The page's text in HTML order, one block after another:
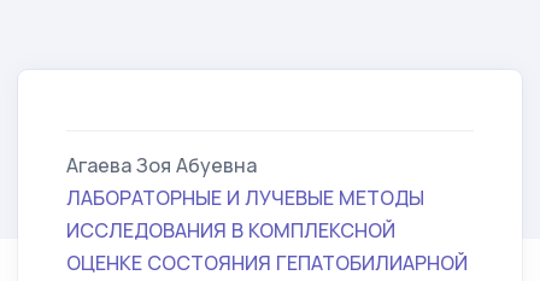
Агаева Зоя Абуевна
ЛАБОРАТОРНЫЕ И ЛУЧЕВЫЕ МЕТОДЫ
ИССЛЕДОВАНИЯ В КОМПЛЕКСНОЙ
ОЦЕНКЕ СОСТОЯНИЯ ГЕПАТОБИЛИАРНОЙ